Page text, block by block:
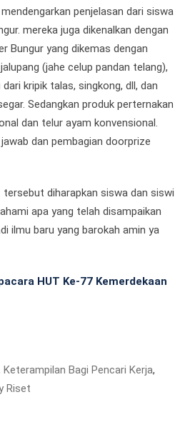
penjelasan dari siswa
mereka juga dikenalkan dengan
Bungur yang dikemas dengan
(jahe celup pandan telang),
kripik talas, singkong, dll, dan
Sedangkan produk perternakan
dan telur ayam konvensional.
dan pembagian doorprize
diharapkan siswa dan siswi
apa yang telah disampaikan
ilmu baru yang barokah amin ya
HUT Ke-77 Kemerdekaan
Keterampilan Bagi Pencari Kerja,
Riset